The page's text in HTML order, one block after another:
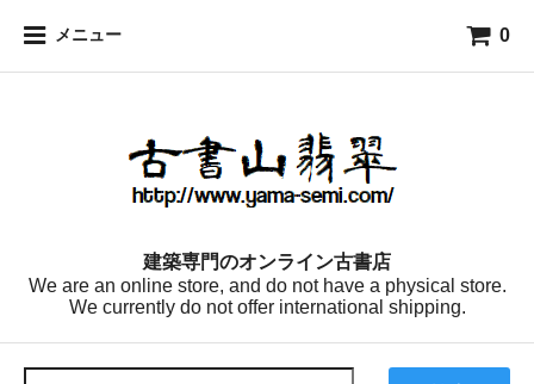
メニュー 0
建築専門のオンライン古書店
We are an online store, and do not have a physical store.
We currently do not offer international shipping.